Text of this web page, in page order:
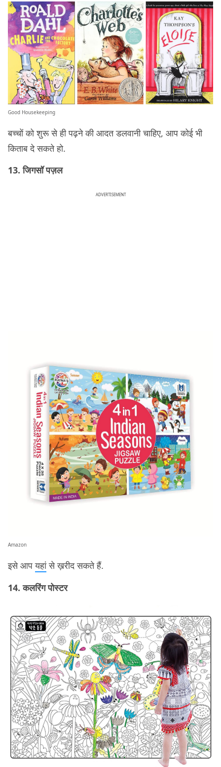
Good Housekeeping
बच्चों को शुरू से ही पढ़ने की आदत डलवानी चाहिए, आप कोई भी
किताब दे सकते हो.
13. जिगसॉ पज़ल
ADVERTISEMENT
Amazon
इसे आपयहांसे ख़रीद सकते हैं.
14. कलरिंग पोस्टर